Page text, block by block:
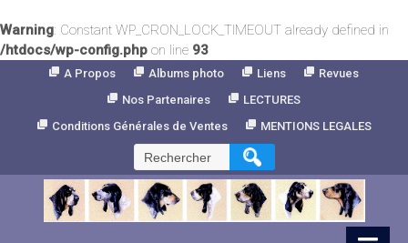
Warning: Constant WP_CRON_LOCK_TIMEOUT already defined in
/htdocs/wp-config.php on line 93
A Propos Albums photo Liens
Revues
Nos Partenaires
LECTURES
Conditions Générales de Ventes
MENTIONS LEGALES
Rechercher :